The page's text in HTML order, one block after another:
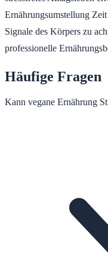
Ernährungsumstellung
Signale des Körpers zu
professionelle
Häufige Fragen
Kann vegane Ernährung